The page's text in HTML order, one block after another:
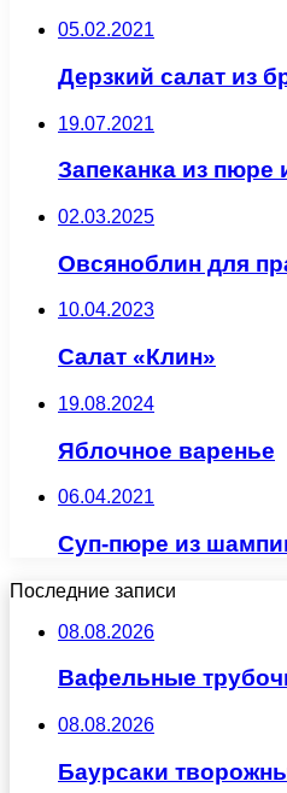
05.02.2021
Дерзкий салат из
19.07.2021
Запеканка из
02.03.2025
Овсяноблин для
10.04.2023
Салат «Клин»
19.08.2024
Яблочное варенье
06.04.2021
Суп-пюре из
Последние записи
08.08.2026
Вафельные
08.08.2026
Баурсаки